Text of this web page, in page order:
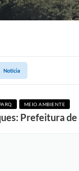
Notícia
MEIO AMBIENTE
Prefeitura